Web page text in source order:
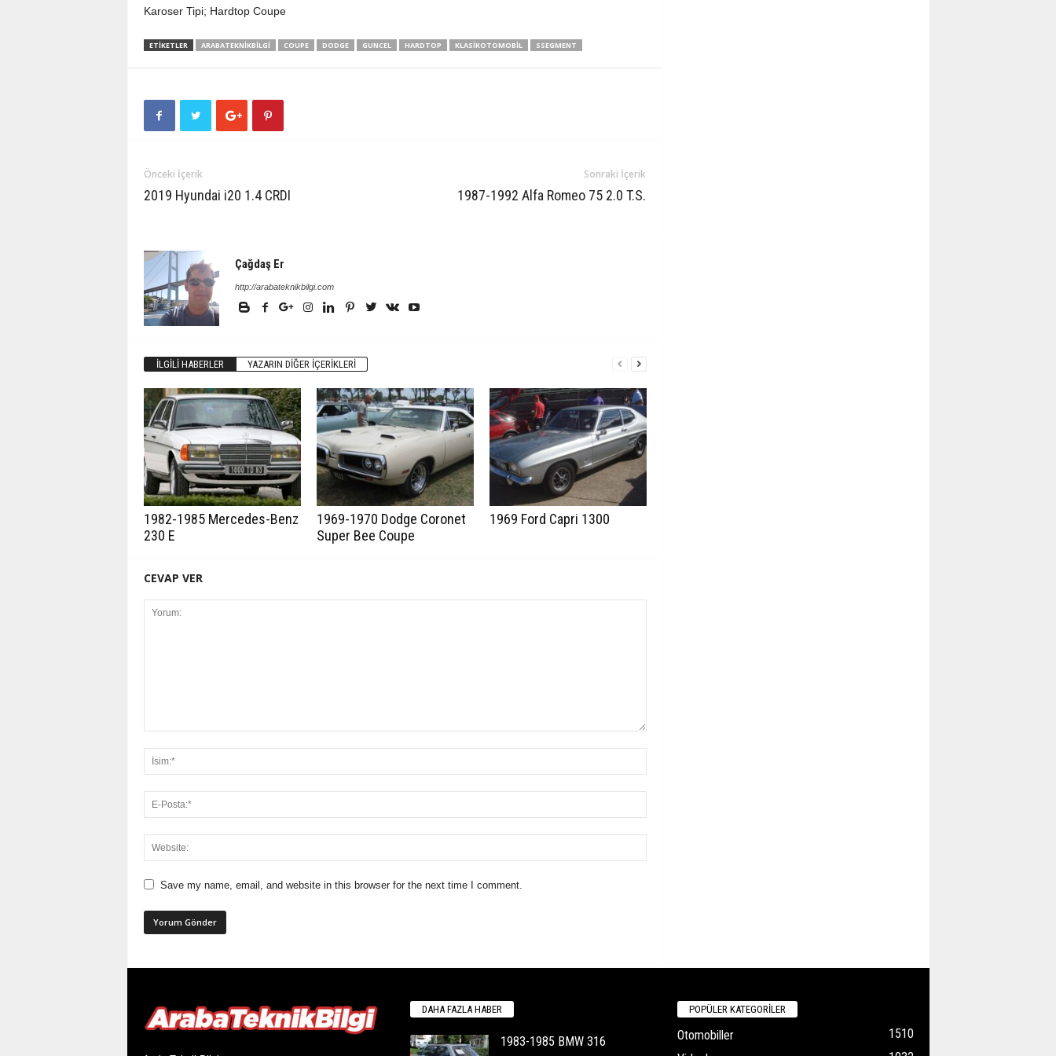
Karoser Tipi; Hardtop Coupe
ETIKETLER ARABATEKNIKBILGI COUPE DODGE GUNCEL HARDTOP KLASIKOTOMOBIL SSEGMENT
Önceki İçerik
2019 Hyundai i20 1.4 CRDI
Sonraki İçerik
1987-1992 Alfa Romeo 75 2.0 T.S.
Çağdaş Er
http://arabateknikbilgi.com
İLGILI HABERLER YAZARIN DIĞER İÇERIKLERI
1982-1985 Mercedes-Benz
230 E
1969-1970 Dodge Coronet
Super Bee Coupe
1969 Ford Capri 1300
CEVAP VER
Save my name, email, and website in this browser for the next time I comment.
DAHA FAZLA HABER
1983-1985 BMW 316
POPÜLER KATEGORİLER
Otomobiller
1510